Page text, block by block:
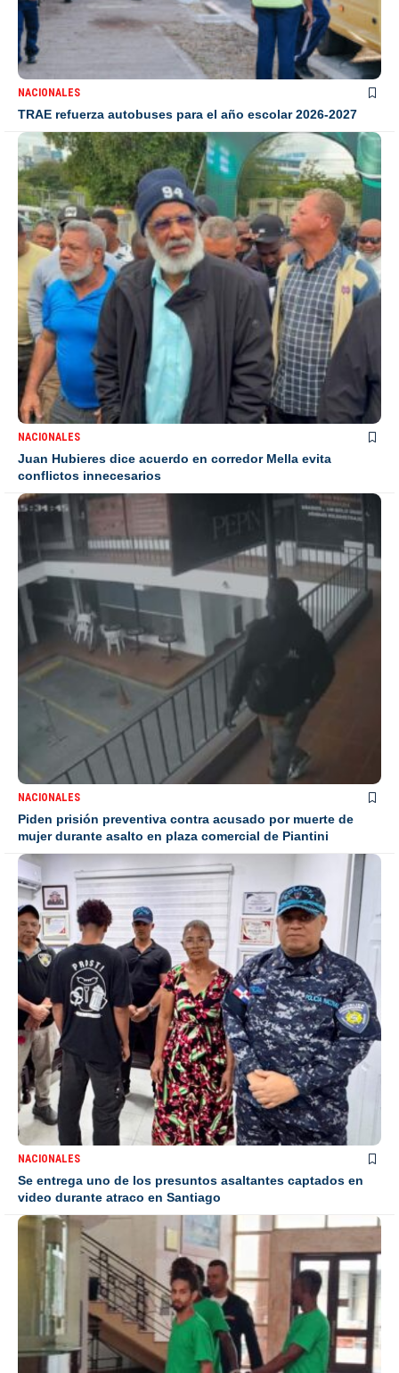
NACIONALES
TRAE refuerza autobuses para el año escolar 2026-2027
NACIONALES
Juan Hubieres dice acuerdo en corredor Mella evita
conflictos innecesarios
NACIONALES
Piden prisión preventiva contra acusado por muerte de
mujer durante asalto en plaza comercial de Piantini
NACIONALES
Se entrega uno de los presuntos asaltantes captados en
video durante atraco en Santiago